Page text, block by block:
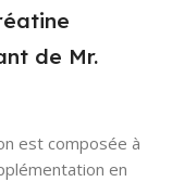
de Mr.
est composée à
en